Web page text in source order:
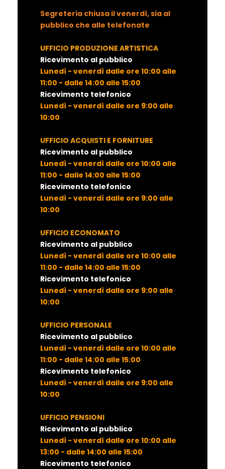
Segreteria chiusa il venerdì, sia al
pubblico che alle telefonate
UFFICIO PRODUZIONE ARTISTICA
Ricevimento al pubblico
Lunedì - venerdì dalle ore 10:00 alle
11:00 - dalle 14:00 alle 15:00
Ricevimento telefonico
Lunedì - venerdì dalle ore 9:00 alle
10:00
UFFICIO ACQUISTI E FORNITURE
Ricevimento al pubblico
Lunedì - venerdì dalle ore 10:00 alle
11:00 - dalle 14:00 alle 15:00
Ricevimento telefonico
Lunedì - venerdì dalle ore 9:00 alle
10:00
UFFICIO ECONOMATO
Ricevimento al pubblico
Lunedì - venerdì dalle ore 10:00 alle
11:00 - dalle 14:00 alle 15:00
Ricevimento telefonico
Lunedì - venerdì dalle ore 9:00 alle
10:00
UFFICIO PERSONALE
Ricevimento al pubblico
Lunedì - venerdì dalle ore 10:00 alle
11:00 - dalle 14:00 alle 15:00
Ricevimento telefonico
Lunedì - venerdì dalle ore 9:00 alle
10:00
UFFICIO PENSIONI
Ricevimento al pubblico
Lunedì - venerdì dalle ore 10:00 alle
13:00 - dalle 14:00 alle 15:00
Ricevimento telefonico